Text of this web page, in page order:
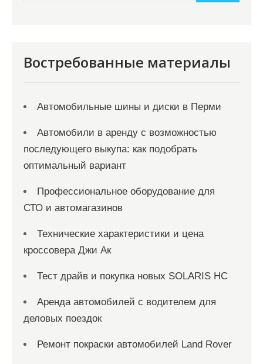
Востребованные материалы
Автомобильные шины и диски в Перми
Автомобили в аренду с возможностью
последующего выкупа: как подобрать
оптимальный вариант
Профессиональное оборудование для
СТО и автомагазинов
Технические характеристики и цена
кроссовера Джи Ак
Тест драйв и покупка новых SOLARIS HC
Аренда автомобилей с водителем для
деловых поездок
Ремонт покраски автомобилей Land Rover